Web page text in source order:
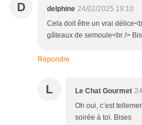
D delphine 24/02/2025 19:10
Cela doit être un vrai
gâteaux de semoule<br />
Répondre
L Le Chat Gourmet
Oh oui, c’est
soirée à toi. Bises